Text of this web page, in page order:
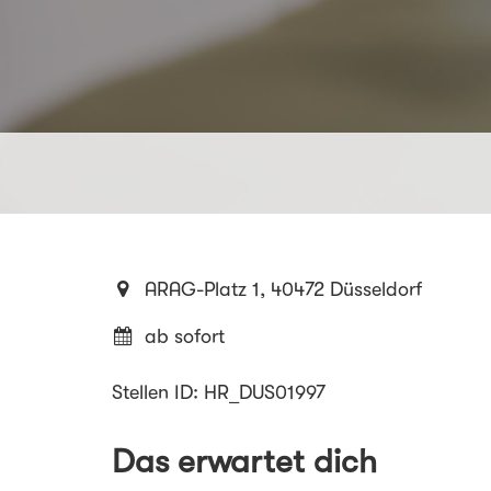
ARAG-Platz 1, 40472 Düsseldorf
ab sofort
Stellen ID: HR_DUS01997
Das erwartet dich